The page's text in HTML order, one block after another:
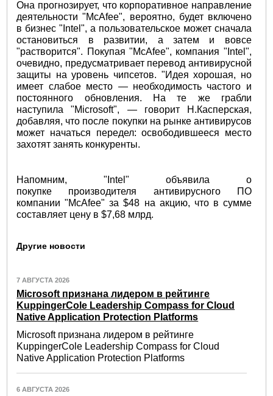
Она прогнозирует, что корпоративное направление
деятельности "McAfee", вероятно, будет включено
в бизнес "Intel", а пользовательское может сначала
остановиться в развитии, а затем и вовсе
"растворится". Покупая "McAfee", компания "Intel",
очевидно, предусматривает перевод антивирусной
защиты на уровень чипсетов. "Идея хорошая, но
имеет слабое место — необходимость частого и
постоянного обновления. На те же грабли
наступила "Microsoft", — говорит Н.Касперская,
добавляя, что после покупки на рынке антивирусов
может начаться передел: освободившееся место
захотят занять конкуренты.
Напомним, "Intel" объявила о
покупке производителя антивирусного ПО
компании "McAfee" за $48 на акцию, что в сумме
составляет цену в $7,68 млрд.
Другие новости
7 АВГУСТА 2026
Microsoft признана лидером в рейтинге
KuppingerCole Leadership Compass for Cloud
Native Application Protection Platforms
Microsoft признана лидером в рейтинге
KuppingerCole Leadership Compass for Cloud
Native Application Protection Platforms
6 АВГУСТА 2026